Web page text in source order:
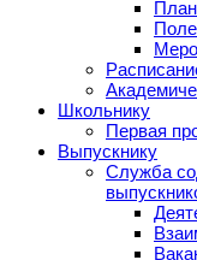
Школьнику
Первая
Выпускнику
Служба